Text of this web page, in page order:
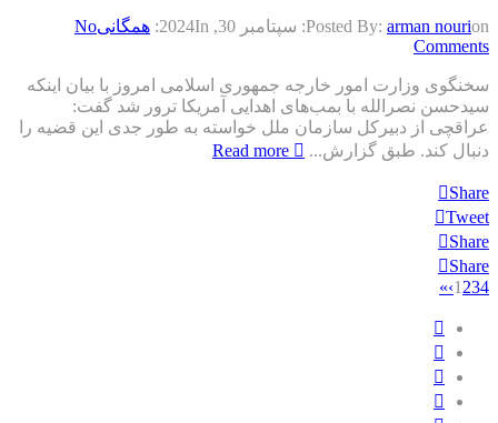
Posted By: arman nourion: سپتامبر 30, 2024 In: همگانیNo
Comments
سخنگوی وزارت امور خارجه جمهوری اسلامی امروز با بیان اینکه
سیدحسن نصرالله با بمب‌های اهدایی آمریکا ترور شد گفت:
عراقچی از دبیرکل سازمان ملل خواسته به طور جدی این قضیه را
دنبال کند. طبق گزارش‌...
Read more
Share
Tweet
Share
Share
1 234
›
»